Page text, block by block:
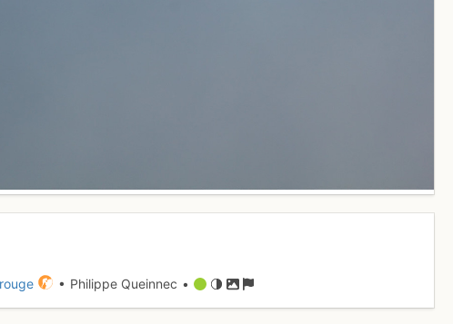
• Philippe Queinnec •